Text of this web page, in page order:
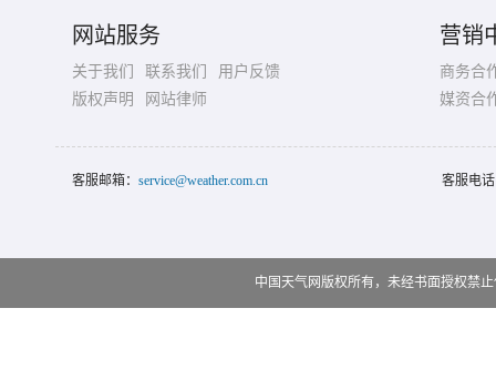
网站服务
关于我们 联系我们
用户反馈
版权声明
网站律师
营销
商务合
媒资合
客服邮箱： service@weather.com.cn 客服电
中国天气网版权所有，未经书面授权